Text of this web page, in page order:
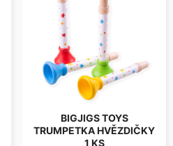
BIGJIGS TOYS
TRUMPETKA HVĚZDIČKY
1 KS